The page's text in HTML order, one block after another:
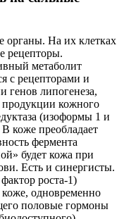
На их клетках
рецепторы.
метаболит
с рецепторами и
генов липогенеза,
продукции кожного
(изоформы 1 и
коже преобладает
фермента
будет кожа при
Есть и синергисты.
роста‑1)
одновременно
половые гормоны